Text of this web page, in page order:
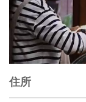
住所